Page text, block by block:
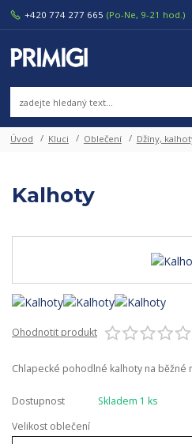
+420 774 277 665 (Po-Ne, 9-21 hod.)
Úvod Kluci Oblečení Džíny,
Kalhoty
Ohodnotit produkt
Chlapecké pohodlné kalhoty na běžné
Dostupnost
Skladem 1 ks
Velikost oblečení